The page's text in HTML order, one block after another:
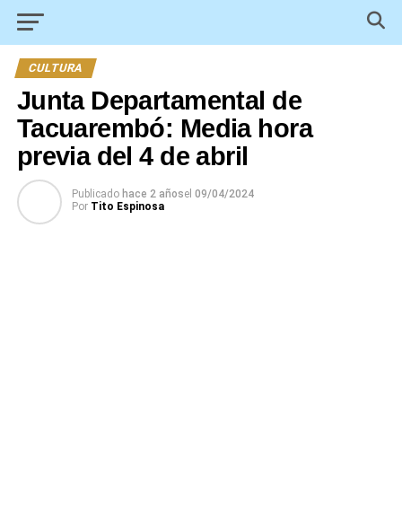
CULTURA
Junta Departamental de
Tacuarembó: Media hora
previa del 4 de abril
Publicado hace 2 añosel 09/04/2024
Por Tito Espinosa